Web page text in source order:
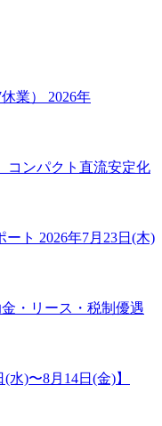
業） 2026年
コンパクト直流安定化
ート 2026年7月23日(木)
・リース・税制優遇
)〜8月14日(金)】